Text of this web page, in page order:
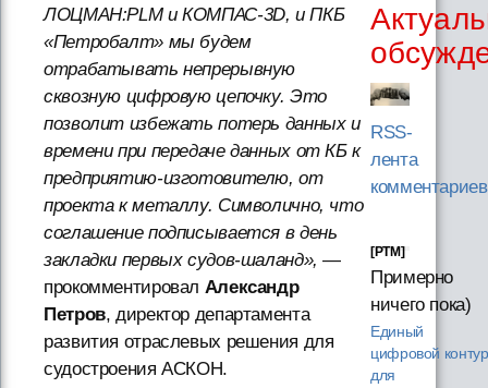
ЛОЦМАН:PLM и КОМПАС-3D, и ПКБ
«Петробалт» мы будем
отрабатывать непрерывную
сквозную цифровую цепочку. Это
позволит избежать потерь данных и
времени при передаче данных от КБ к
предприятию-изготовителю, от
проекта к металлу. Символично, что
соглашение подписывается в день
закладки первых судов-шаланд», —
прокомментировал Александр
Петров, директор департамента
развития отраслевых решения для
судостроения АСКОН.
RSS-
лента
комментариев
[PTM]
Примерно
ничего пока)
Единый
цифровой контур
для